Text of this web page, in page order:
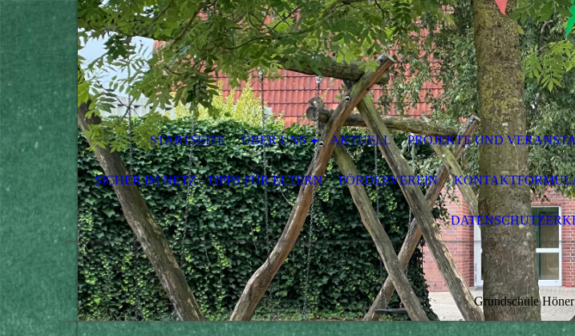
STARTSEITE ÜBER UNS AKTUELL PROJEKTE UND
SICHER IM NETZ - TIPPS FÜR ELTERN FÖRDERVEREIN
Grundschule